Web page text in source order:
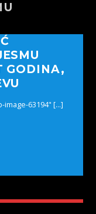
GODINA,
63194" [...]